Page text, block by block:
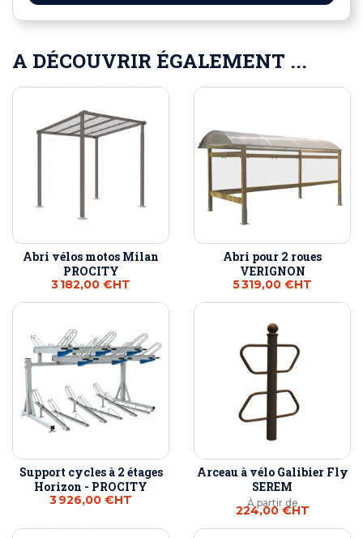
A DÉCOUVRIR ÉGALEMENT ...
Abri vélos motos Milan
PROCITY
3 182,00 €HT
Abri pour 2 roues
VERIGNON
5 319,00 €HT
Support cycles à 2 étages
Horizon - PROCITY
3 926,00 €HT
Arceau à vélo Galibier Fly
SEREM
À partir de
224,00 €HT